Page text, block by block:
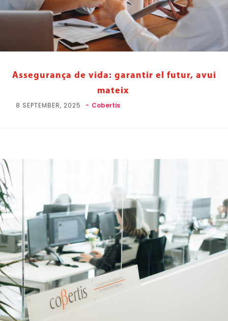
Assegurança de vida: garantir el futur, avui
mateix
8 SEPTEMBER, 2025 Cobertis